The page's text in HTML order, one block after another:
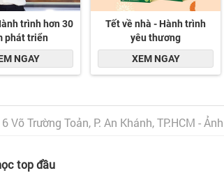
Võ Trường Toản, P. An Khánh, TP.HCM -
top đầu